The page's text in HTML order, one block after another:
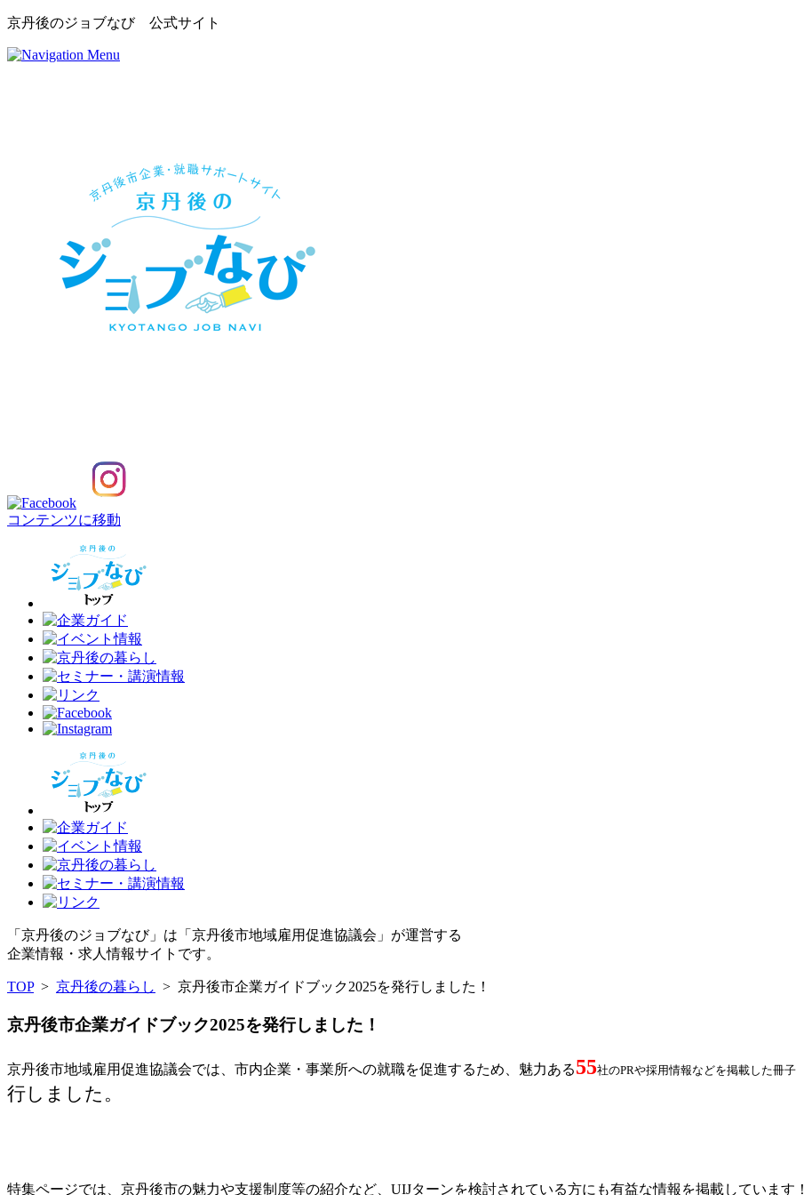
京丹後のジョブなび 公式サイト
コンテンツに移動
「京丹後のジョブなび」は「京丹後市地域雇用促進協議会」が運営する
企業情報・求人情報サイトです。
TOP> 京丹後の暮らし > 京丹後市企業ガイドブック2025を発行しました！
京丹後市企業ガイドブック2025を発行しました！
京丹後市地域雇用促進協議会では、市内企業・事業所への就職を促進するため、魅力ある55社のPRや採用情報などを掲載した冊子
行しました。
特集ページでは、京丹後市の魅力や支援制度等の紹介など、UIJターンを検討されている方にも有益な情報を掲載しています！